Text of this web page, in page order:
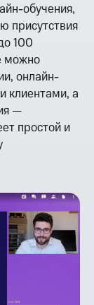
обучения,
присутствия
100
можно
онлайн-
клиентами, а
—
простой и